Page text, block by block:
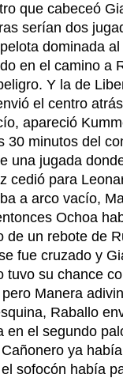
que cabeceó
serían dos
dominada
en el camino a
Y la de
el centro
apareció
30 minutos del
una jugada
cedió para
a arco vacío,
Ochoa
de un rebote de
fue cruzado y
tuvo su chance
Manera
Raballo
en el segundo
ya
sofocón había